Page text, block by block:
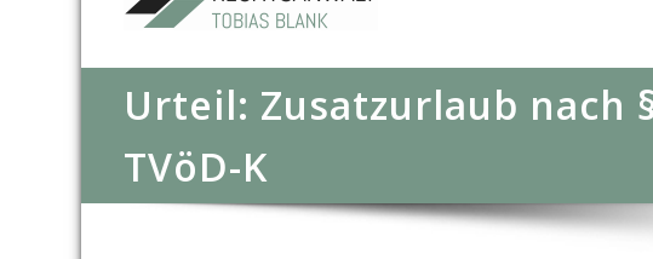
Urteil: Zusatzurlaub nach
TVöD-K